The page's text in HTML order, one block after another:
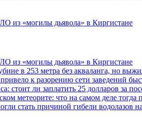
из «могилы дьявола» в Киргистане
из «могилы дьявола» в Киргистане
в 253 метра без акваланга, но
к разорению сети заведений
стоит ли заплатить 25 долларов за
метеорите: что на самом деле тогда
стать причиной гибели водолазов